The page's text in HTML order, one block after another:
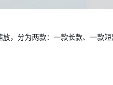
，分为两款：一款长款、一款